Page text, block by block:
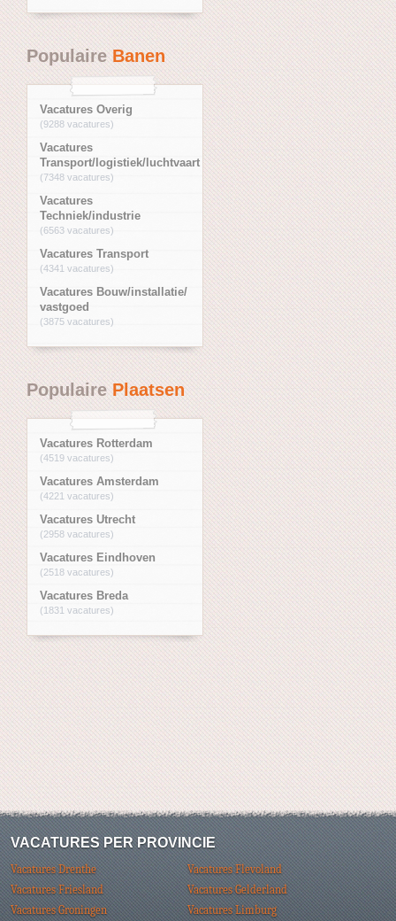
PopulaireBanen
Vacatures Overig
(9288 vacatures)
Vacatures
Transport/logistiek/luchtvaart
(7348 vacatures)
Vacatures
Techniek/industrie
(6563 vacatures)
Vacatures Transport
(4341 vacatures)
Vacatures Bouw/installatie/
vastgoed
(3875 vacatures)
PopulairePlaatsen
Vacatures Rotterdam
(4519 vacatures)
Vacatures Amsterdam
(4221 vacatures)
Vacatures Utrecht
(2958 vacatures)
Vacatures Eindhoven
(2518 vacatures)
Vacatures Breda
(1831 vacatures)
VACATURES PER PROVINCIE
Vacatures Drenthe
Vacatures Flevoland
Vacatures Friesland
Vacatures Gelderland
Vacatures Groningen
Vacatures Limburg